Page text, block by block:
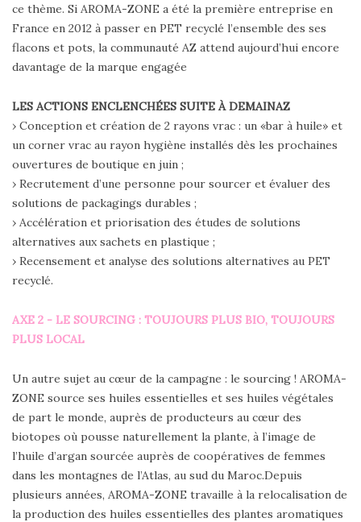
ce thème. Si AROMA-ZONE a été la première entreprise en
France en 2012 à passer en PET recyclé l’ensemble des ses
flacons et pots, la communauté AZ attend aujourd’hui encore
davantage de la marque engagée
LES ACTIONS ENCLENCHÉES SUITE À DEMAINAZ
› Conception et création de 2 rayons vrac : un «bar à huile» et
un corner vrac au rayon hygiène installés dès les prochaines
ouvertures de boutique en juin ;
› Recrutement d’une personne pour sourcer et évaluer des
solutions de packagings durables ;
› Accélération et priorisation des études de solutions
alternatives aux sachets en plastique ;
› Recensement et analyse des solutions alternatives au PET
recyclé.
AXE 2 - LE SOURCING : TOUJOURS PLUS BIO, TOUJOURS
PLUS LOCAL
Un autre sujet au cœur de la campagne : le sourcing ! AROMA-
ZONE source ses huiles essentielles et ses huiles végétales
de part le monde, auprès de producteurs au cœur des
biotopes où pousse naturellement la plante, à l’image de
l’huile d’argan sourcée auprès de coopératives de femmes
dans les montagnes de l’Atlas, au sud du Maroc.Depuis
plusieurs années, AROMA-ZONE travaille à la relocalisation de
la production des huiles essentielles des plantes aromatiques